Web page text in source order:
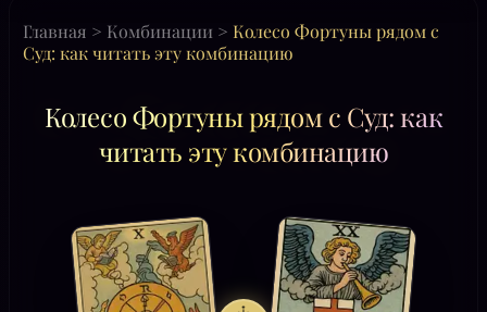
Главная > Комбинации > Колесо Фортуны рядом с
Суд: как читать эту комбинацию
Колесо Фортуны рядом с Суд: как
читать эту комбинацию